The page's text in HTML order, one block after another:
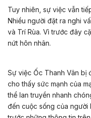
Tuy nhiên, sự việc vẫn
Nhiều người đặt ra nghi
và Trí Rùa. Vì trước đây
nứt hôn nhân.
Sự việc Ốc Thanh Vân bị
cho thấy sức mạnh của
thể lan truyền nhanh
đến cuộc sống của người